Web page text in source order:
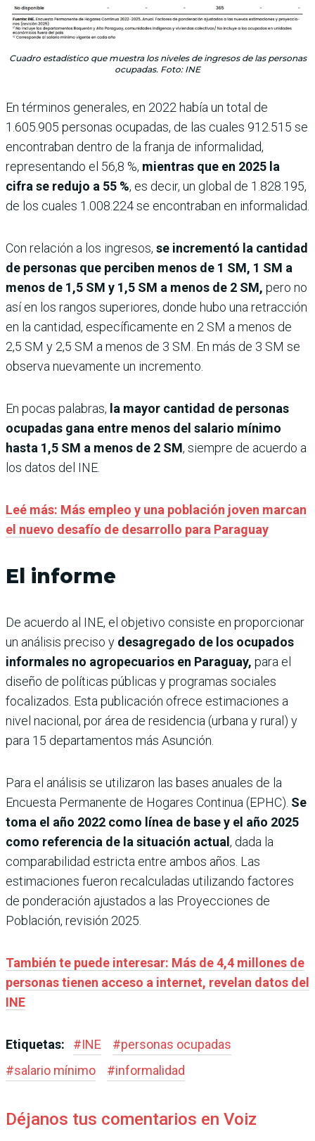
Cuadro estadístico que muestra los niveles de ingresos de las personas
ocupadas. Foto: INE
En términos generales, en 2022 había un total de
1.605.905 personas ocupadas, de las cuales 912.515 se
encontraban dentro de la franja de informalidad,
representando el 56,8 %, mientras que en 2025 la
cifra se redujo a 55 %, es decir, un global de 1.828.195,
de los cuales 1.008.224 se encontraban en informalidad.
Con relación a los ingresos, se incrementó la cantidad
de personas que perciben menos de 1 SM, 1 SM a
menos de 1,5 SM y 1,5 SM a menos de 2 SM, pero no
así en los rangos superiores, donde hubo una retracción
en la cantidad, específicamente en 2 SM a menos de
2,5 SM y 2,5 SM a menos de 3 SM. En más de 3 SM se
observa nuevamente un incremento.
En pocas palabras, la mayor cantidad de personas
ocupadas gana entre menos del salario mínimo
hasta 1,5 SM a menos de 2 SM, siempre de acuerdo a
los datos del INE.
Leé más: Más empleo y una población joven marcan
el nuevo desafío de desarrollo para Paraguay
El informe
De acuerdo al INE, el objetivo consiste en proporcionar
un análisis preciso y desagregado de los ocupados
informales no agropecuarios en Paraguay, para el
diseño de políticas públicas y programas sociales
focalizados. Esta publicación ofrece estimaciones a
nivel nacional, por área de residencia (urbana y rural) y
para 15 departamentos más Asunción.
Para el análisis se utilizaron las bases anuales de la
Encuesta Permanente de Hogares Continua (EPHC). Se
toma el año 2022 como línea de base y el año 2025
como referencia de la situación actual , dada la
comparabilidad estricta entre ambos años. Las
estimaciones fueron recalculadas utilizando factores
de ponderación ajustados a las Proyecciones de
Población, revisión 2025.
También te puede interesar: Más de 4,4 millones de
personas tienen acceso a internet, revelan datos del
INE
Etiquetas: #INE #personas ocupadas
#salario mínimo #informalidad
Déjanos tus comentarios en Voiz